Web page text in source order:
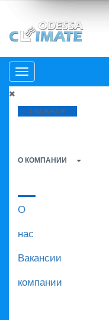
ГЛАВНАЯ
О КОМПАНИИ
О
нас
Вакансии
компании